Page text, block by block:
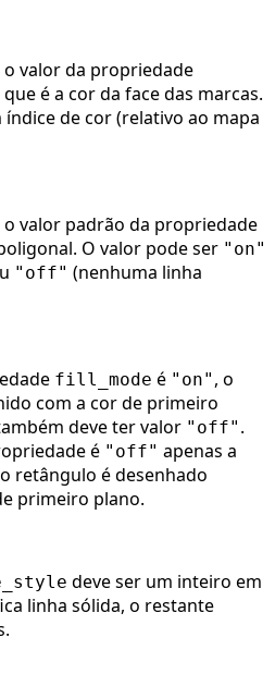
valor da propriedade
que é a cor da face das marcas.
índice de cor (relativo ao mapa
valor padrão da propriedade
O valor pode ser "on"
"off" (nenhuma linha
fill_mode é "on" , o
com a cor de primeiro
deve ter valor "off" .
é "off" apenas a
retângulo é desenhado
primeiro plano.
deve ser um inteiro em
linha sólida, o restante